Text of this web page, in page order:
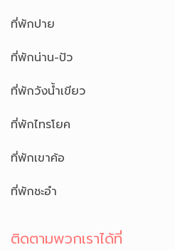
ที่พักปาย
ที่พักน่าน-ปัว
ที่พักวังน้ำเขียว
ที่พักไทรโยค
ที่พักเขาค้อ
ที่พักชะอำ
ติดตามพวกเราได้ที่